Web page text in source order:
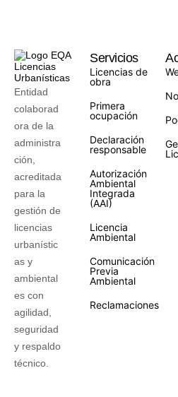
Entidad
colaborad
ora de la
administra
ción,
acreditada
para la
gestión de
licencias
urbanístic
as y
ambiental
es con
agilidad,
seguridad
y respaldo
técnico.
Servicios
Licencias de
obra
Primera
ocupación
Declaración
responsable
Autorización
Ambiental
Integrada
(AAI)
Licencia
Ambiental
Comunicación
Previa
Ambiental
Reclamaciones